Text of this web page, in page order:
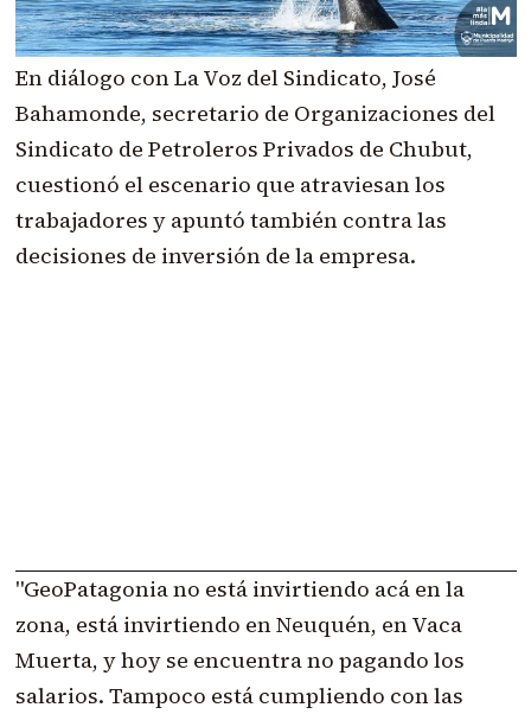
En diálogo con La Voz del Sindicato, José
Bahamonde, secretario de Organizaciones del
Sindicato de Petroleros Privados de Chubut,
cuestionó el escenario que atraviesan los
trabajadores y apuntó también contra las
decisiones de inversión de la empresa.
"GeoPatagonia no está invirtiendo acá en la
zona, está invirtiendo en Neuquén, en Vaca
Muerta, y hoy se encuentra no pagando los
salarios. Tampoco está cumpliendo con las